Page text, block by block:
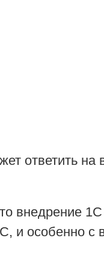
ответить на
внедрение
и особенно с